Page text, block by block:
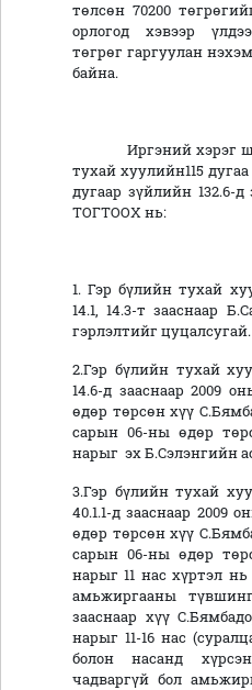
төлсөн 70200
орлогод хэвээр
төгрөг гаргуулан
байна.
Иргэний хэрэг
тухай хуулийн115 дугаа
дугаар зүйлийн 132.6-
ТОГТООХ нь:
1. Гэр бүлийн тухай
14.1, 14.3-т зааснаар
гэрлэлтийг цуцалсугай.
2.Гэр бүлийн тухай
14.6-д зааснаар 2009
өдөр төрсөн хүү
сарын 06-ны өдөр
нарыг эх Б.Сэлэнгийн
3.Гэр бүлийн тухай
40.1.1-д зааснаар 2009
өдөр төрсөн хүү
сарын 06-ны өдөр
нарыг 11 нас хүртэл
амьжиргааны
зааснаар хүү
нарыг 11-16 нас
болон насанд
чадваргүй бол